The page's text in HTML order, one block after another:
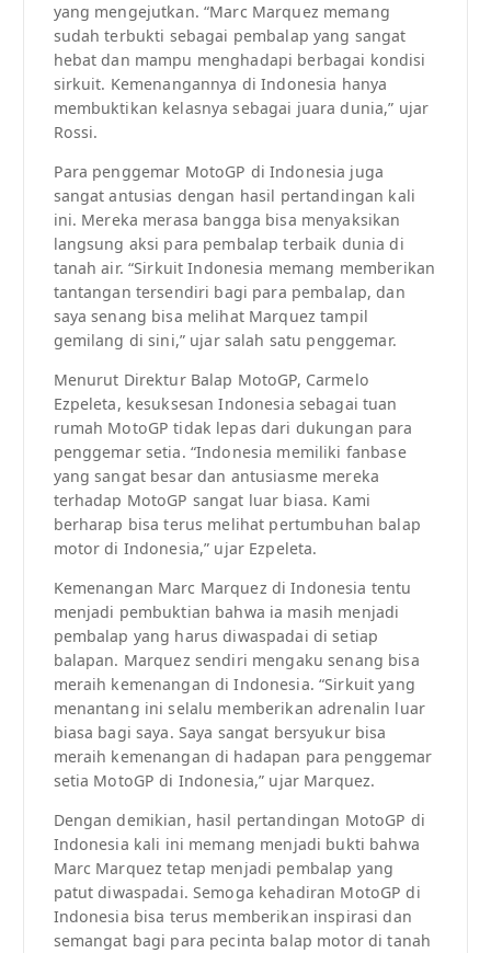
yang mengejutkan. “Marc Marquez memang
sudah terbukti sebagai pembalap yang sangat
hebat dan mampu menghadapi berbagai kondisi
sirkuit. Kemenangannya di Indonesia hanya
membuktikan kelasnya sebagai juara dunia,” ujar
Rossi.
Para penggemar MotoGP di Indonesia juga
sangat antusias dengan hasil pertandingan kali
ini. Mereka merasa bangga bisa menyaksikan
langsung aksi para pembalap terbaik dunia di
tanah air. “Sirkuit Indonesia memang memberikan
tantangan tersendiri bagi para pembalap, dan
saya senang bisa melihat Marquez tampil
gemilang di sini,” ujar salah satu penggemar.
Menurut Direktur Balap MotoGP, Carmelo
Ezpeleta, kesuksesan Indonesia sebagai tuan
rumah MotoGP tidak lepas dari dukungan para
penggemar setia. “Indonesia memiliki fanbase
yang sangat besar dan antusiasme mereka
terhadap MotoGP sangat luar biasa. Kami
berharap bisa terus melihat pertumbuhan balap
motor di Indonesia,” ujar Ezpeleta.
Kemenangan Marc Marquez di Indonesia tentu
menjadi pembuktian bahwa ia masih menjadi
pembalap yang harus diwaspadai di setiap
balapan. Marquez sendiri mengaku senang bisa
meraih kemenangan di Indonesia. “Sirkuit yang
menantang ini selalu memberikan adrenalin luar
biasa bagi saya. Saya sangat bersyukur bisa
meraih kemenangan di hadapan para penggemar
setia MotoGP di Indonesia,” ujar Marquez.
Dengan demikian, hasil pertandingan MotoGP di
Indonesia kali ini memang menjadi bukti bahwa
Marc Marquez tetap menjadi pembalap yang
patut diwaspadai. Semoga kehadiran MotoGP di
Indonesia bisa terus memberikan inspirasi dan
semangat bagi para pecinta balap motor di tanah